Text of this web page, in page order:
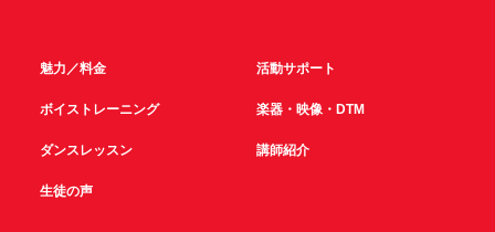
魅力／料金 活動サポート
ボイストレーニング 楽器・映像・DTM
ダンスレッスン 講師紹介
生徒の声